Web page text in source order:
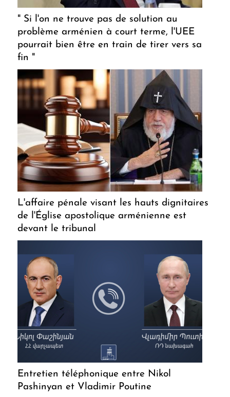
" Si l'on ne trouve pas de solution au
problème arménien à court terme, l'UEE
pourrait bien être en train de tirer vers sa
fin "
L'affaire pénale visant les hauts dignitaires
de l'Église apostolique arménienne est
devant le tribunal
Entretien téléphonique entre Nikol
Pashinyan et Vladimir Poutine